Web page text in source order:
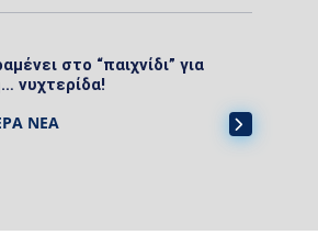
στο “παιχνίδι” για
νυχτερίδα!
ΝΕΑ